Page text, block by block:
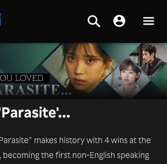
makes history with 4 wins at the
the first non-English speaking